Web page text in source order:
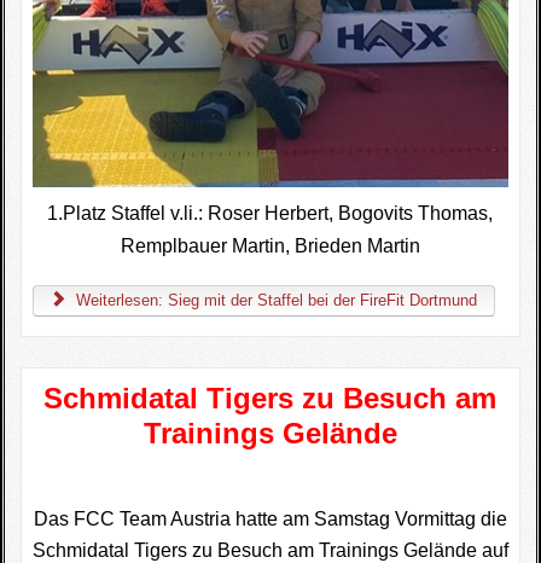
1.Platz Staffel v.li.: Roser Herbert, Bogovits Thomas,
Remplbauer Martin, Brieden Martin
Weiterlesen: Sieg mit der Staffel bei der FireFit Dortmund
Schmidatal Tigers zu Besuch am
Trainings Gelände
Das FCC Team Austria hatte am Samstag Vormittag die
Schmidatal Tigers zu Besuch am Trainings Gelände auf